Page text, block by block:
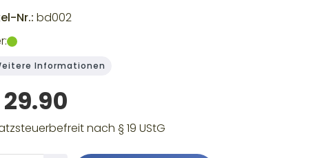
Nr.: bd002
Informationen
29.90
nach § 19 UStG